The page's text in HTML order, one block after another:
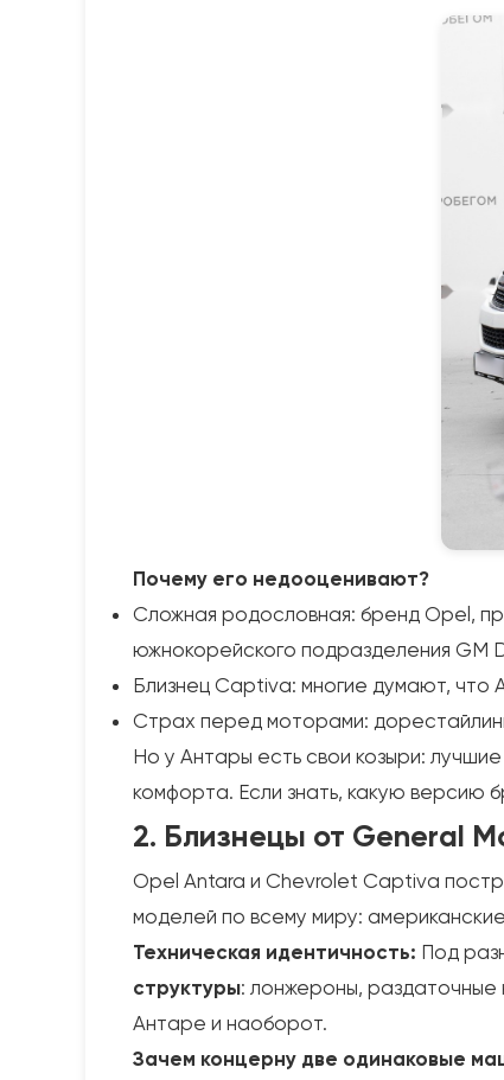
Почему его недооценивают?
Сложная родословная: бренд Opel,
южнокорейского подразделения GM
Близнец Captiva: многие думают, что
Страх перед моторами:
Но у Антары есть свои козыри:
комфорта. Если знать, какую версию
2. Близнецы от General
Opel Antara и Chevrolet Captiva
моделей по всему миру:
Техническая идентичность: Под
структуры: лонжероны, раздаточные
Антаре и наоборот.
Зачем концерну две одинаковые